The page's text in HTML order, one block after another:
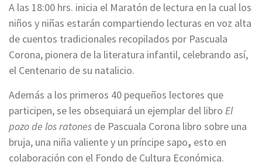
A las 18:00 hrs. inicia el Maratón de lectura en la cual los
niños y niñas estarán compartiendo lecturas en voz alta
de cuentos tradicionales recopilados por Pascuala
Corona, pionera de la literatura infantil, celebrando así,
el Centenario de su natalicio.
Además a los primeros 40 pequeños lectores que
participen, se les obsequiará un ejemplar del libro El
pozo de los ratones de Pascuala Corona libro sobre una
bruja, una niña valiente y un príncipe sapo, esto en
colaboración con el Fondo de Cultura Económica.